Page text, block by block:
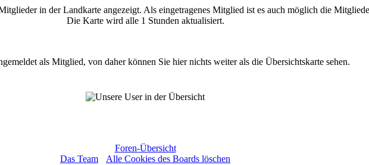
in der Landkarte angezeigt. Als eingetragenes Mitglied ist es auch möglich die
Die Karte wird alle 1 Stunden aktualisiert.
als Mitglied, von daher können Sie hier nichts weiter als die Übersichtskarte sehen.
Foren-Übersicht
Das Team
Alle Cookies des Boards löschen